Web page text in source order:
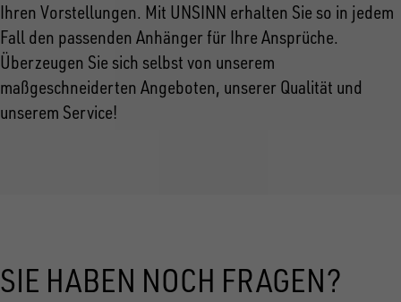
Ihren Vorstellungen. Mit UNSINN erhalten Sie so in jedem
Fall den passenden Anhänger für Ihre Ansprüche.
Überzeugen Sie sich selbst von unserem
maßgeschneiderten Angeboten, unserer Qualität und
unserem Service!
SIE HABEN NOCH FRAGEN?